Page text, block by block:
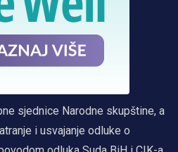
sjednice Narodne skupštine, a
i usvajanje odluke o